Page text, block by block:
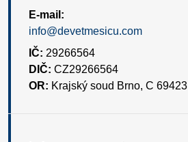
E-mail:
info@devetmesicu.com
IČ: 29266564
DIČ: CZ29266564
OR: Krajský soud Brno, C 69423